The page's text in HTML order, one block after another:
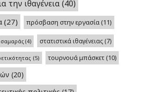
την ιθαγένεια(40)
(27) πρόσβαση στην εργασία(11)
σαμαράς (4) στατιστικά ιθαγένειας (7)
(5) τουρνουά μπάσκετ(10)
(20)